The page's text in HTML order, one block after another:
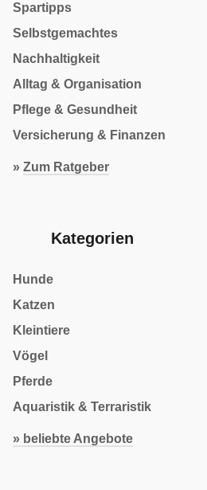
Spartipps
Selbstgemachtes
Nachhaltigkeit
Alltag & Organisation
Pflege & Gesundheit
Versicherung & Finanzen
» Zum Ratgeber
Kategorien
Hunde
Katzen
Kleintiere
Vögel
Pferde
Aquaristik & Terraristik
» beliebte Angebote